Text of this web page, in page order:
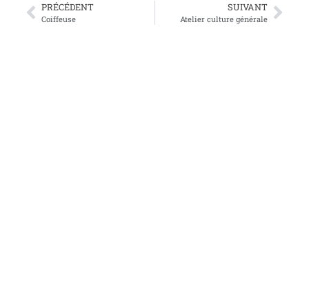
PRÉCÉDENT
Coiffeuse
SUIVANT
Atelier culture générale